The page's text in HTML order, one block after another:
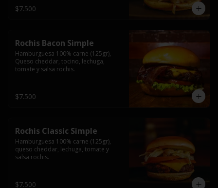
$7.500
Rochis Bacon Simple
Hamburguesa 100% carne (125gr),
Queso cheddar, tocino, lechuga,
tomate y salsa rochis.
$7.500
Rochis Classic Simple
Hamburguesa 100% carne (125gr),
queso cheddar, lechuga, tomate y
salsa rochis.
$7.500